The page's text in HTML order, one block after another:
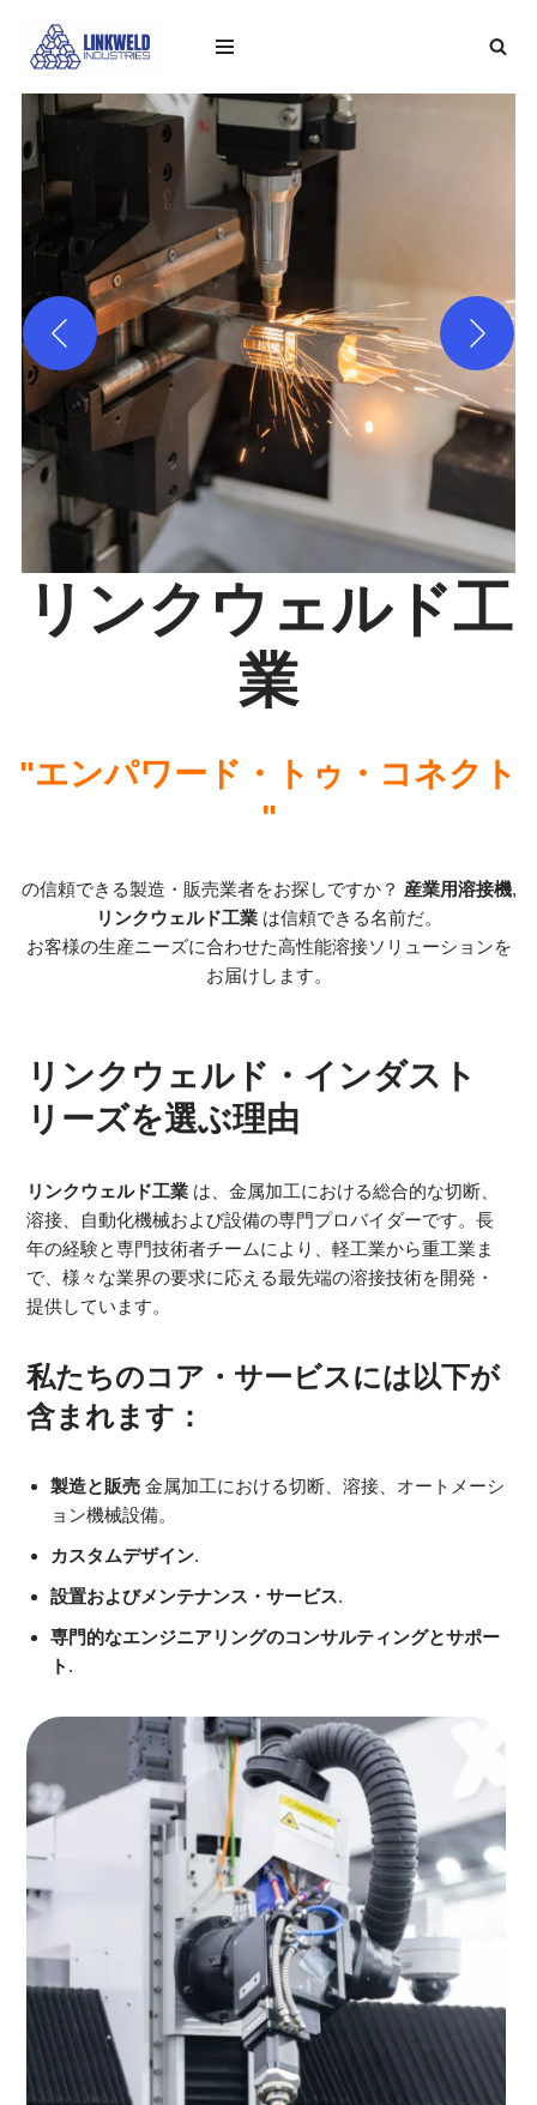
コ
ン
ン
プ
リンクウェルド工
業
"エンパワード・トゥ・コネクト
"
の信頼できる製造・販売業者をお探しですか？ 産業用溶接機,
リンクウェルド工業は信頼できる名前だ。
お客様の生産ニーズに合わせた高性能溶接ソリューションを
お届けします。
リンクウェルド・インダスト
リーズを選ぶ理由
リンクウェルド工業 は、金属加工における総合的な切断、
溶接、自動化機械および設備の専門プロバイダーです。長
年の経験と専門技術者チームにより、軽工業から重工業ま
で、様々な業界の要求に応える最先端の溶接技術を開発・
提供しています。
私たちのコア・サービスには以下が
含まれます：
製造と販売金属加工における切断、溶接、オートメーシ
ョン機械設備。
カスタムデザイン.
設置およびメンテナンス・サービス.
専門的なエンジニアリングのコンサルティングとサポー
ト .